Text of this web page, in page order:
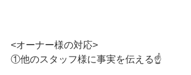
<オーナー様の対応>
①他のスタッフ様に事実を伝える☝️